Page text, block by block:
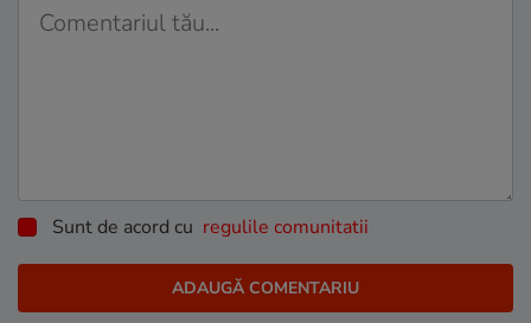
Sunt de acord cu regulile comunitatii